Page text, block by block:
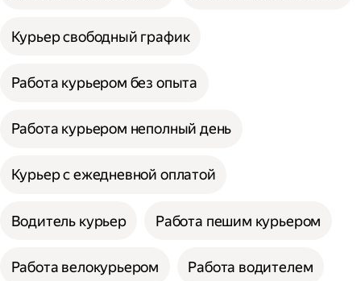
Курьер свободный график
Работа курьером без опыта
Работа курьером неполный день
Курьер с ежедневной оплатой
Водитель курьер Работа пешим курьером
Работа велокурьером Работа водителем